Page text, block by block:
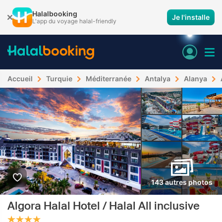
Halalbooking
L'app du voyage halal-friendly Je l'installe
Accueil Turquie Méditerranée Antalya Alanya
143 autres photos
Algora Halal Hotel / Halal All inclusive